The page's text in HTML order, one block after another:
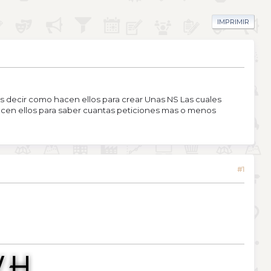
IMPRIMIR
como hacen ellos para crear Unas NS Las cuales
ellos para saber cuantas peticiones mas o menos
#1